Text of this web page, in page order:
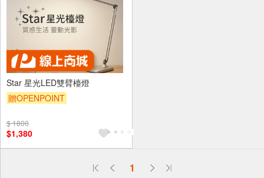
Star 星光LED雙臂檯燈
贈OPENPOINT
$ 1800
$1,380
1
偏遠地區配送